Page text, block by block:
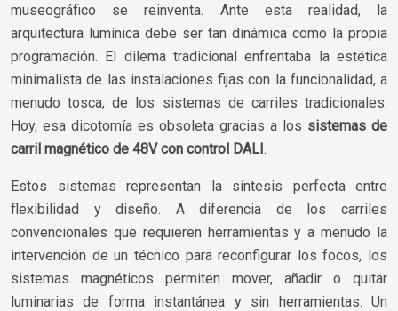
museográfico se reinventa. Ante esta realidad, la
arquitectura lumínica debe ser tan dinámica como la propia
programación. El dilema tradicional enfrentaba la estética
minimalista de las instalaciones fijas con la funcionalidad, a
menudo tosca, de los sistemas de carriles tradicionales.
Hoy, esa dicotomía es obsoleta gracias a los sistemas de
carril magnético de 48V con control DALI.
Estos sistemas representan la síntesis perfecta entre
flexibilidad y diseño. A diferencia de los carriles
convencionales que requieren herramientas y a menudo la
intervención de un técnico para reconfigurar los focos, los
sistemas magnéticos permiten mover, añadir o quitar
luminarias de forma instantánea y sin herramientas. Un